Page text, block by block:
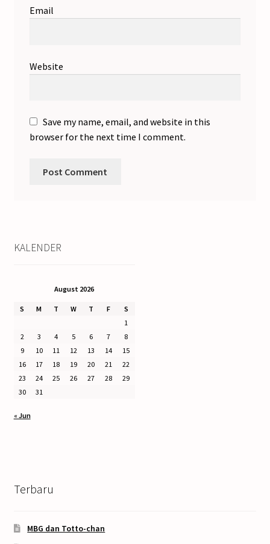
Email
Website
Save my name, email, and website in this
browser for the next time I comment.
KALENDER
August 2026
S M T W T F
S
1
2
3 4 5 6 7
8
9
10 11 12 13 14
15
16
17 18 19 20 21
22
23
24 25 26 27 28
29
30
31
« Jun
Terbaru
MBG dan Totto-chan